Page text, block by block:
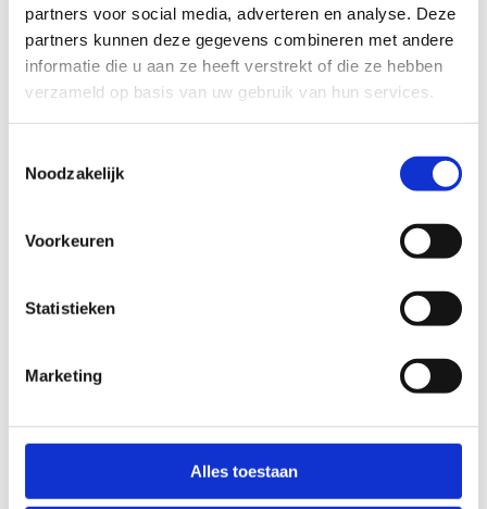
partners voor social media, adverteren en analyse. Deze
partners kunnen deze gegevens combineren met andere
informatie die u aan ze heeft verstrekt of die ze hebben
verzameld op basis van uw gebruik van hun services.
Noodzakelijk
Voorkeuren
Statistieken
Marketing
Alles toestaan
locatie zo speciaal maakt, is de aanwezigheid
van verrijdbare spiegels en een prachtige
parketvloer die een gedeelte van de ruimte siert.
Onze veelzijdige aula wacht op jouw reservering,
te laten stralen in deze ruime, inspirerende
Reserveer de
aula